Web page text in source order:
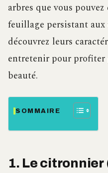
arbres que vous
feuillage persistant aux
découvrez leurs
entretenir pour
beauté.
SOMMAIRE
1. Le